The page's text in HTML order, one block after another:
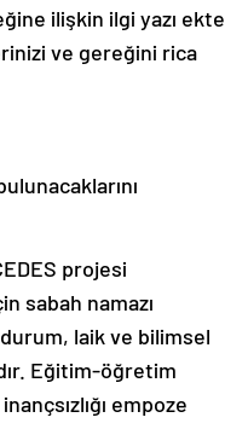
ilişkin ilgi yazı ekte
ve gereğini rica
projesi
sabah namazı
laik ve bilimsel
Eğitim-öğretim
empoze